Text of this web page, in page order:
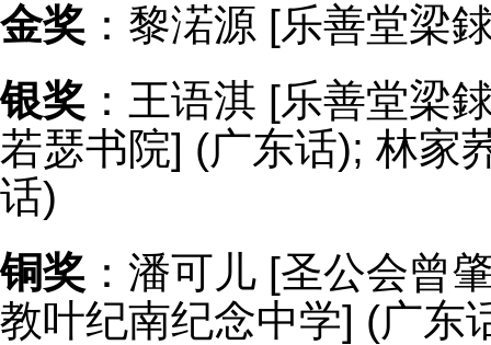
金奖 ：黎渃源 [乐善堂梁
银奖 ：王语淇 [乐善堂梁
若瑟书院] (广东话); 林家
话)
铜奖 ：潘可儿 [圣公会曾
教叶纪南纪念中学] (广东